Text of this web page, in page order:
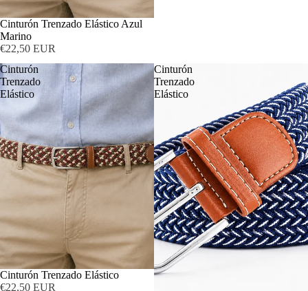
Cinturón Trenzado Elástico Azul
Marino
€22,50 EUR
Cinturón
Trenzado
Elástico
Cinturón Trenzado Elástico
€22,50 EUR
Cinturón
Trenzado
Elástico